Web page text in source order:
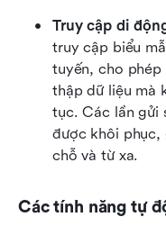
Truy cập di
truy cập biểu
tuyến, cho
thập dữ liệu mà
tục. Các lần gửi
được khôi phục,
chỗ và từ xa.
Các tính năng tự